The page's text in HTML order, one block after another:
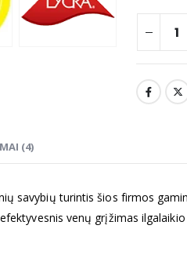
(4)
savybių turintis šios firmos
venų grįžimas